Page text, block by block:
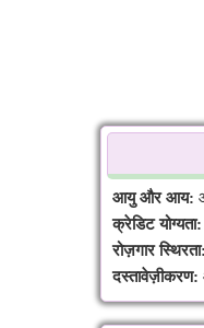
आयु और आय:
क्रेडिट योग्यता:
रोज़गार स्थिरता:
दस्तावेज़ीकरण: